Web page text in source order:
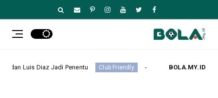
BOLA.MY.ID
Hasil
Club Friendly
Kim Min-jae dan Luis Diaz Jadi Penentu